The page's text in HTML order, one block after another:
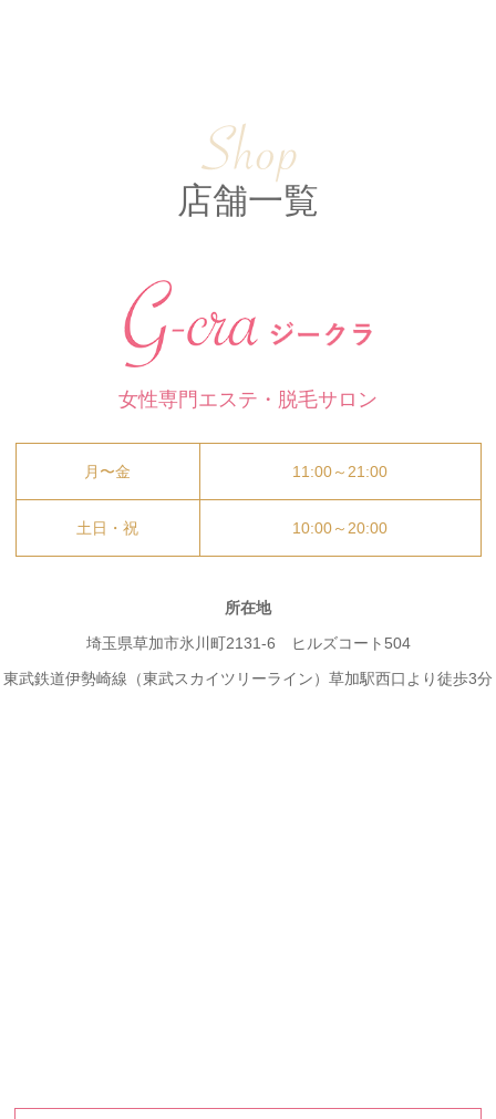
店舗一覧
女性専門エステ・脱毛サロン
月〜金 11:00～21:00
土日・祝 10:00～20:00
所在地
埼玉県草加市氷川町2131-6 ヒルズコート504
東武鉄道伊勢崎線（東武スカイツリーライン）草加駅西口より徒歩3分